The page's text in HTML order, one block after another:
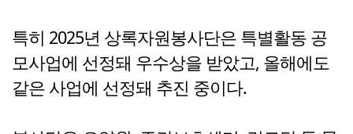
특히 2025년 상록자원봉사단은 특별활동 공
모사업에 선정돼 우수상을 받았고, 올해에도
같은 사업에 선정돼 추진 중이다.